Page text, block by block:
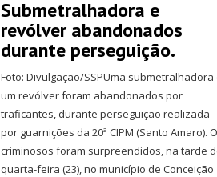
Submetralhadora e
revólver abandonados
durante perseguição.
Foto: Divulgação/SSPUma submetralhadora
um revólver foram abandonados por
traficantes, durante perseguição realizada
por guarnições da 20ª CIPM (Santo Amaro).
criminosos foram surpreendidos, na tarde
quarta-feira (23), no município de Conceição